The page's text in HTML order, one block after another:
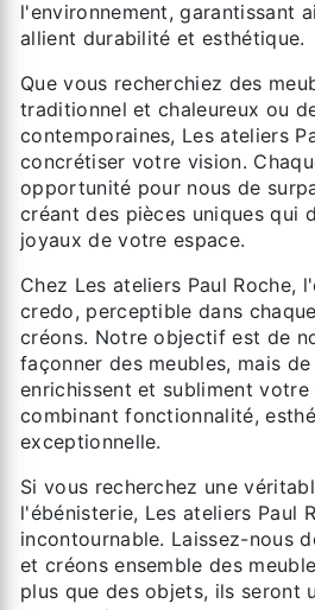
l'environnement, garantissant
allient durabilité et esthétique.
Que vous recherchiez des
traditionnel et chaleureux ou
contemporaines, Les ateliers
concrétiser votre vision.
opportunité pour nous de
créant des pièces uniques qui
joyaux de votre espace.
Chez Les ateliers Paul Roche,
credo, perceptible dans
créons. Notre objectif est de
façonner des meubles, mais
enrichissent et subliment votre
combinant fonctionnalité,
exceptionnelle.
Si vous recherchez une
l'ébénisterie, Les ateliers Paul
incontournable. Laissez-nous
et créons ensemble des
plus que des objets, ils seront